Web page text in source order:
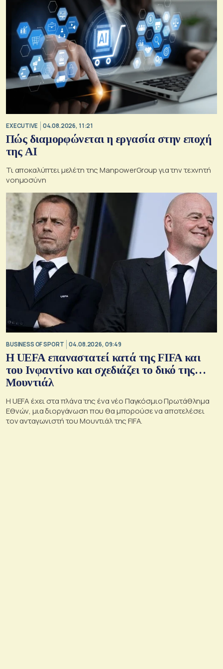
EXECUTIVE 04.08.2026, 11:21
Πώς διαμορφώνεται η εργασία στην εποχή
της AI
Τι αποκαλύπτει μελέτη της ManpowerGroup για την τεχνητή
νοημοσύνη
BUSINESS OF SPORT 04.08.2026, 09:49
Η UEFA επαναστατεί κατά της FIFA και
του Ινφαντίνο και σχεδιάζει το δικό της…
Μουντιάλ
Η UEFA έχει στα πλάνα της ένα νέο Παγκόσμιο Πρωτάθλημα
Εθνών, μια διοργάνωση που θα μπορούσε να αποτελέσει
τον ανταγωνιστή του Μουντιάλ της FIFA.